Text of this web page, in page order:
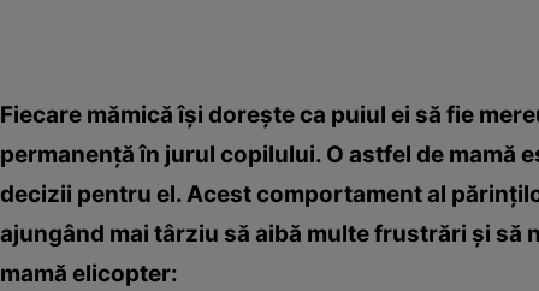
Fiecare mămică îşi doreşte ca puiul ei să fie
permanenţă în jurul copilului. O astfel de mamă
decizii pentru el. Acest comportament al
ajungând mai târziu să aibă multe frustrări şi să
mamă elicopter: